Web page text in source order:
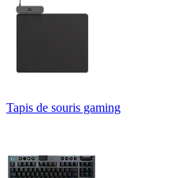
Tapis de souris gaming